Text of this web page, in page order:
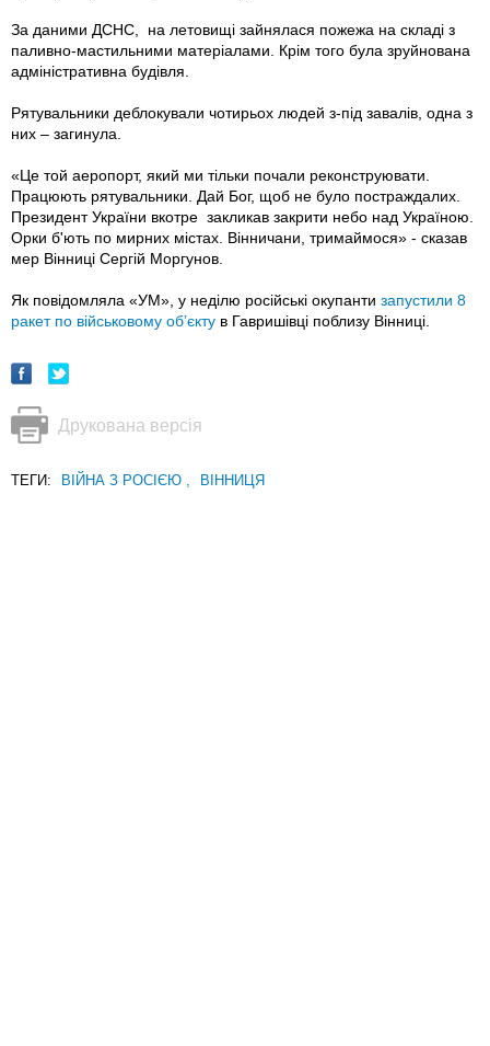
За даними ДСНС, на летовищі зайнялася пожежа на складі з
паливно-мастильними матеріалами. Крім того була зруйнована
адміністративна будівля.
Рятувальники деблокували чотирьох людей з-під завалів, одна з
них – загинула.
«Це той аеропорт, який ми тільки почали реконструювати.
Працюють рятувальники. Дай Бог, щоб не було постраждалих.
Президент України вкотре закликав закрити небо над Україною.
Орки б'ють по мирних містах. Вінничани, тримаймося» - сказав
мер Вінниці Сергій Моргунов.
Як повідомляла «УМ», у неділю російські окупанти запустили 8
ракет по військовому об’єкту в Гавришівці поблизу Вінниці.
Друкована версія
ТЕГИ: ВІЙНА З РОСІЄЮ ВІННИЦЯ